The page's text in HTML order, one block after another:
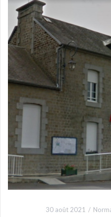
30 août 2021